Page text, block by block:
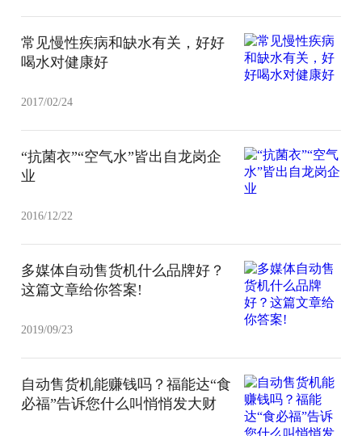
常见慢性疾病和缺水有关，好好
喝水对健康好
2017/02/24
“抗菌衣”“空气水”皆出自龙岗企
业
2016/12/22
多媒体自动售货机什么品牌好？
这篇文章给你答案!
2019/09/23
自动售货机能赚钱吗？福能达“食
必福”告诉您什么叫悄悄发大财